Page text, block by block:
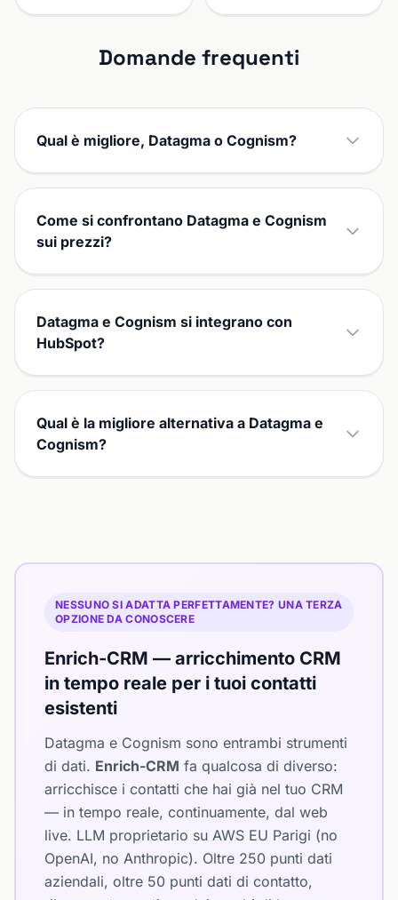
Domande frequenti
Qual è migliore, Datagma o Cognism?
Come si confrontano Datagma e Cognism
sui prezzi?
Datagma e Cognism si integrano con
HubSpot?
Qual è la migliore alternativa a Datagma e
Cognism?
NESSUNO SI ADATTA PERFETTAMENTE? UNA TERZA
OPZIONE DA CONOSCERE
Enrich-CRM — arricchimento CRM
in tempo reale per i tuoi contatti
esistenti
Datagma e Cognism sono entrambi strumenti
di dati. Enrich-CRM fa qualcosa di diverso:
arricchisce i contatti che hai già nel tuo CRM
— in tempo reale, continuamente, dal web
live. LLM proprietario su AWS EU Parigi (no
OpenAI, no Anthropic). Oltre 250 punti dati
aziendali, oltre 50 punti dati di contatto,